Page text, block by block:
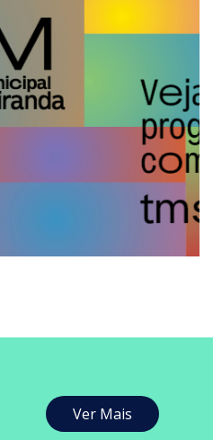
Ver Mais